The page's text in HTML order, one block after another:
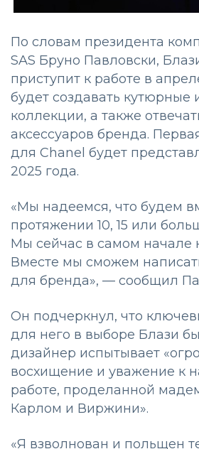
По словам президента
SAS Бруно Павловски,
приступит к работе в
будет создавать кутюрные
коллекции, а также
аксессуаров бренда.
для Chanel будет
2025 года.
«Мы надеемся, что будем
протяжении 10, 15 или
Мы сейчас в самом начале
Вместе мы сможем
для бренда», — сообщил
Он подчеркнул, что
для него в выборе Блази
дизайнер испытывает
восхищение и уважение к
работе, проделанной
Карлом и Виржини».
«Я взволнован и польщен